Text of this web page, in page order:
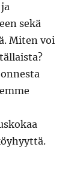
sekä
Miten voi